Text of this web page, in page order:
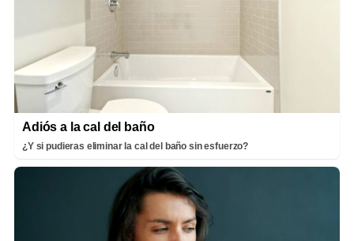
Adiós a la cal del baño
¿Y si pudieras eliminar la cal del baño sin esfuerzo?